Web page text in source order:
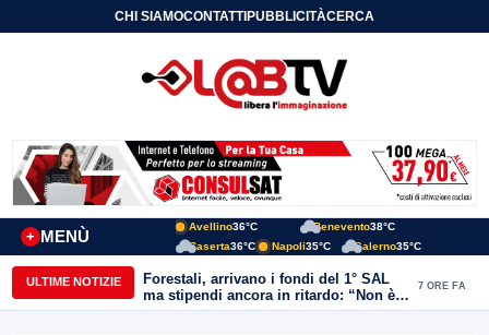
CHI SIAMOCONTATTIPUBBLICITÀCERCA
MENÙ
+
Avellino36°C Benevento38°C
Caserta36°C Napoli35°C Salerno35°C
ULTIME NOTIZIE
Forestali, arrivano i fondi del 1° SAL
ma stipendi ancora in ritardo: “Non è
più sostenibile”
7 ORE FA